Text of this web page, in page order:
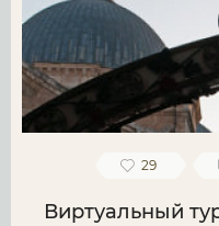
29
Виртуальный